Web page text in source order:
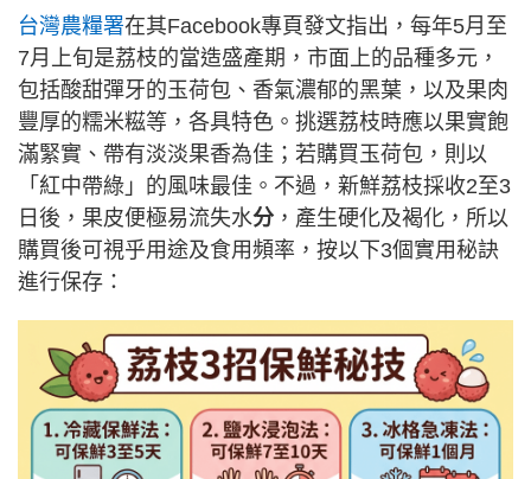
台灣農糧署在其Facebook專頁發文指出，每年5月至
7月上旬是荔枝的當造盛產期，市面上的品種多元，
包括酸甜彈牙的玉荷包、香氣濃郁的黑葉，以及果肉
豐厚的糯米糍等，各具特色。挑選荔枝時應以果實飽
滿緊實、帶有淡淡果香為佳；若購買玉荷包，則以
「紅中帶綠」的風味最佳。不過，新鮮荔枝採收2至3
日後，果皮便極易流失水分 ，產生硬化及褐化，所以
購買後可視乎用途及食用頻率，按以下3個實用秘訣
進行保存：